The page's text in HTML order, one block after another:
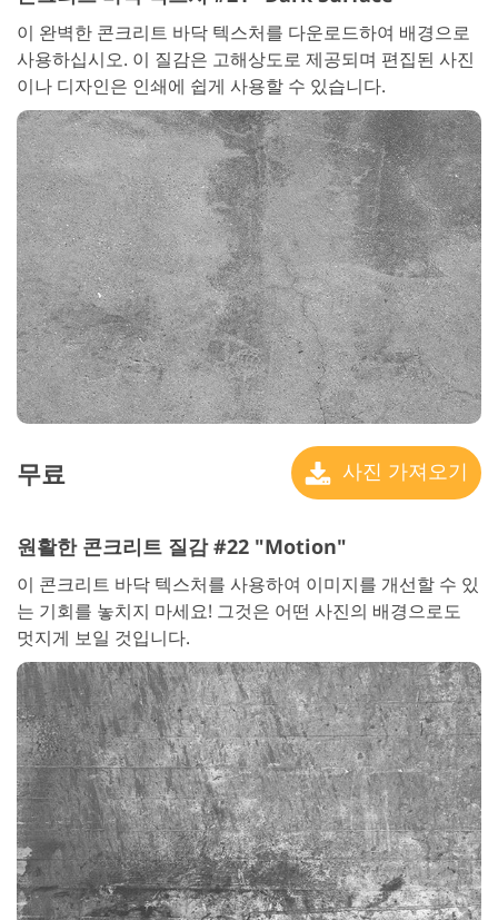
이 완벽한 콘크리트 바닥 텍스처를 다운로드하여 배경으로
사용하십시오. 이 질감은 고해상도로 제공되며 편집된 사진
이나 디자인은 인쇄에 쉽게 사용할 수 있습니다.
무료 사진 가져오기
원활한 콘크리트 질감 #22 "Motion"
이 콘크리트 바닥 텍스처를 사용하여 이미지를 개선할 수 있
는 기회를 놓치지 마세요! 그것은 어떤 사진의 배경으로도
멋지게 보일 것입니다.